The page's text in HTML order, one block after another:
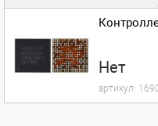
Нет
артикул: